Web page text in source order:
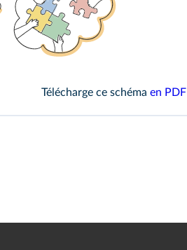
Télécharge ce schéma en PDF